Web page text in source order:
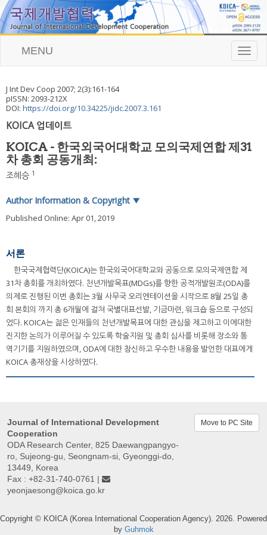
T
o
i
MENU
J Int Dev Coop 2007; 2(3):161-164
pISSN: 2093-212X
DOI: https://doi.org/10.34225/jidc.2007.3.161
KOICA 업데이트
KOICA - 한국외국어대학교 모의국제연합 제31
차 총회 공동개최:
조혜승 1
Author Information & Copyright ▼
Published Online: Apr 01, 2019
서론
한국국제협력단(KOICA)는 한국외국어대학교와 공동으로 모의국제연합 제
31차 총회를 개최하였다. 천년개발목표(MDGs)를 향한 공적개발원조(ODA)를
의제로 진행된 이번 총회는 3월 사무국 오리엔테이션을 시작으로 8월 25일 총
회 본회의 까지 총 6개월에 걸쳐 국별대표선발, 기금마련, 워크숍 등으로 구성되
었다. KOICA는 젊은 인재들의 천년개발목표에 대한 관심을 제고하고 이에대한
진지한 논의가 이루어질 수 있도록 학술지원 및 총회 심사를 비롯해 장소와 통
역기기를 지원하였으며, ODA에 대한 참신하고 우수한 내용을 발언한 대표에게
KOICA 총재상을 시상하였다.
Journal of International Development
Cooperation
ODA Research Center, 825 Daewangpangyo-
ro, Sujeong-gu, Seongnam-si, Gyeonggi-do,
13449, Korea
Fax : +82-31-740-0761 |
yeonjaesong@koica.go.kr
Move to PC Site
Copyright © KOICA (Korea International Cooperation Agency). 2026. Powered
by Guhmok